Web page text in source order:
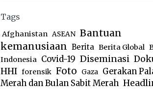
Tags
Afghanistan ASEAN Bantuan
kemanusiaan Berita Berita Global
Indonesia Covid-19 Diseminasi
HHI forensik Foto Gaza Gerakan
Merah dan Bulan Sabit Merah